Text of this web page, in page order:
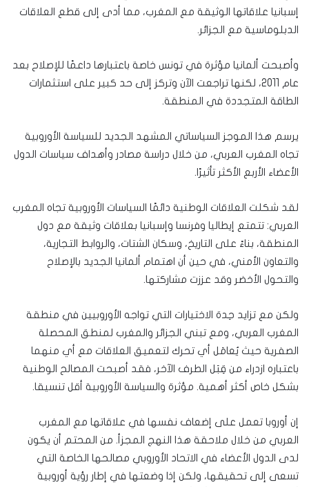
إسبانيا علاقاتها الوثيقة مع المغرب، مما أدى إلى قطع العلاقات
الدبلوماسية مع الجزائر.
وأصبحت ألمانيا مؤثرة في تونس خاصة باعتبارها داعمًا للإصلاح بعد
عام 2011، لكنها تراجعت الآن وتركز إلى حد كبير على استثمارات
الطاقة المتجددة في المنطقة.
يرسم هذا الموجز السياساتي المشهد الجديد للسياسة الأوروبية
تجاه المغرب العربي، من خلال دراسة مصادر وأهداف سياسات الدول
الأعضاء الأربع الأكثر تأثيرًا.
لقد شكلت العلاقات الوطنية دائمًا السياسات الأوروبية تجاه المغرب
العربي: تتمتع إيطاليا وفرنسا وإسبانيا بعلاقات وثيقة مع دول
المنطقة، بناءً على التاريخ، وسكان الشتات، والروابط التجارية،
والتعاون الأمني، في حين أن اهتمام ألمانيا الجديد بالإصلاح
والتحول الأخضر وقد عززت مشاركتها.
ولكن مع تزايد حِدة الاختيارات التي تواجه الأوروبيين في منطقة
المغرب العربي، ومع تبني الجزائر والمغرب لمنطق المحصلة
الصفرية حيث يُعامَل أي تحرك لتعميق العلاقات مع أي منهما
باعتباره ازدراء من قِبَل الطرف الآخر، فقد أصبحت المصالح الوطنية
بشكل خاص أكثر أهمية. مؤثرة والسياسة الأوروبية أقل تنسيقا.
إن أوروبا تعمل على إضعاف نفسها في علاقاتها مع المغرب
العربي من خلال ملاحقة هذا النهج المجزأ. من المحتم أن يكون
لدى الدول الأعضاء في الاتحاد الأوروبي مصالحها الخاصة التي
تسعى إلى تحقيقها، ولكن إذا وضعتها في إطار رؤية أوروبية